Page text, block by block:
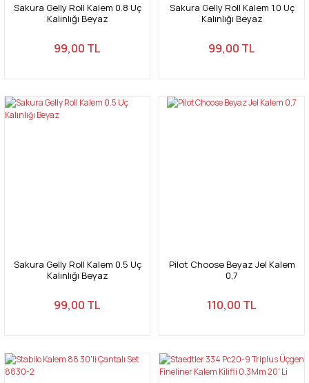
Sakura Gelly Roll Kalem 0.8 Uç
Kalınlığı Beyaz
99,00 TL
Sakura Gelly Roll Kalem 1.0 Uç
Kalınlığı Beyaz
99,00 TL
Sakura Gelly Roll Kalem 0.5 Uç
Kalınlığı Beyaz
99,00 TL
Pilot Choose Beyaz Jel Kalem
0,7
110,00 TL